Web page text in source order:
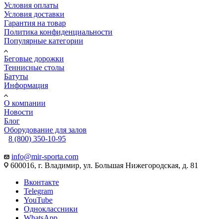
Условия оплаты
Условия доставки
Гарантия на товар
Политика конфиденциальности
Популярные категории
Беговые дорожки
Теннисные столы
Батуты
Информация
О компании
Новости
Блог
Оборудование для залов
8 (800) 350-10-95
info@mir-sporta.com
600016, г. Владимир, ул. Большая Нижегородская, д. 81
Вконтакте
Telegram
YouTube
Одноклассники